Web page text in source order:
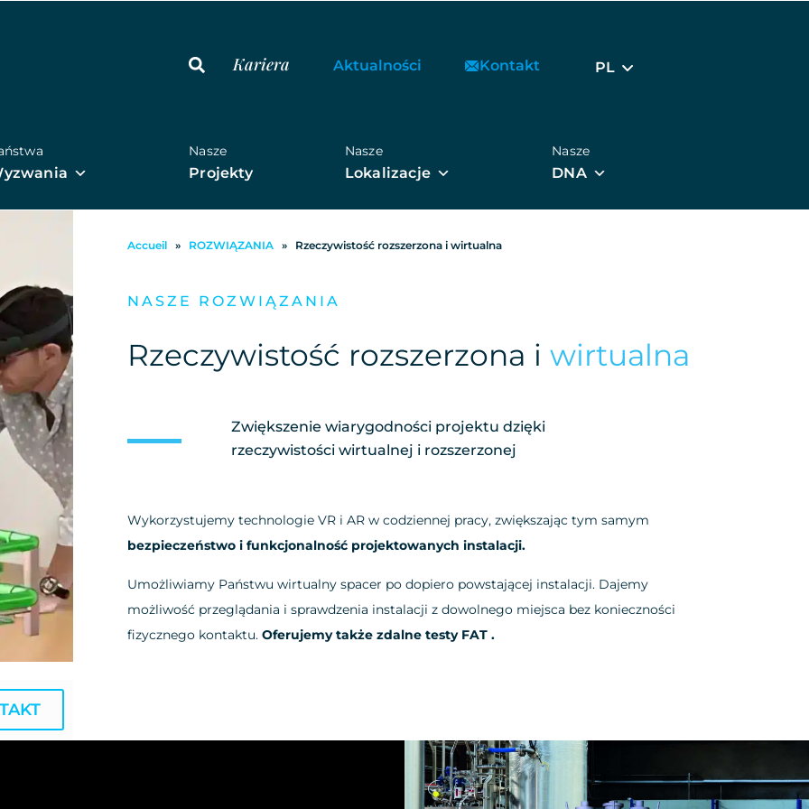
Kariera Aktualności Kontakt PL
Nasze
Projekty
Nasze
Lokalizacje
Nasze
DNA
Accueil » ROZWIĄZANIA » Rzeczywistość rozszerzona i wirtualna
NASZE ROZWIĄZANIA
Rzeczywistość rozszerzona i wirtualna
Zwiększenie wiarygodności projektu dzięki
rzeczywistości wirtualnej i rozszerzonej
Wykorzystujemy technologie VR i AR w codziennej pracy, zwiększając tym samym
bezpieczeństwo i funkcjonalność projektowanych instalacji.
Umożliwiamy Państwu wirtualny spacer po dopiero powstającej instalacji. Dajemy
możliwość przeglądania i sprawdzenia instalacji z dowolnego miejsca bez konieczności
fizycznego kontaktu. Oferujemy także zdalne testy FAT .